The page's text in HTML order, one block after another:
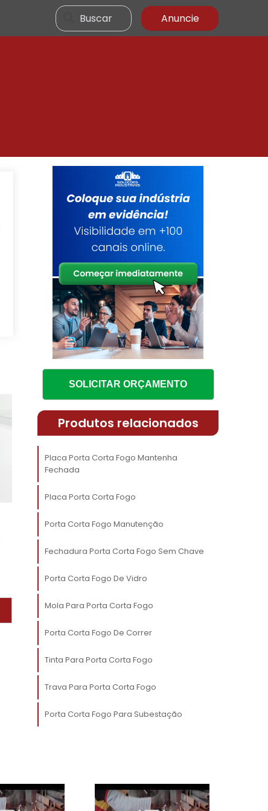
Buscar Anuncie
SOLICITAR ORÇAMENTO
Produtos relacionados
Placa Porta Corta Fogo Mantenha
Fechada
Placa Porta Corta Fogo
Porta Corta Fogo Manutenção
Fechadura Porta Corta Fogo Sem Chave
Porta Corta Fogo De Vidro
Mola Para Porta Corta Fogo
Porta Corta Fogo De Correr
Tinta Para Porta Corta Fogo
Trava Para Porta Corta Fogo
Porta Corta Fogo Para Subestação